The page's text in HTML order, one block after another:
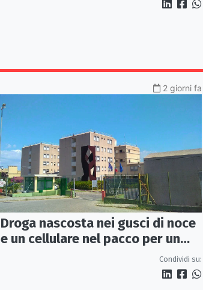
2 giorni fa
Droga nascosta nei gusci di noce
e un cellulare nel pacco per un
detenuto: sequestro nel carcere
Condividi su: